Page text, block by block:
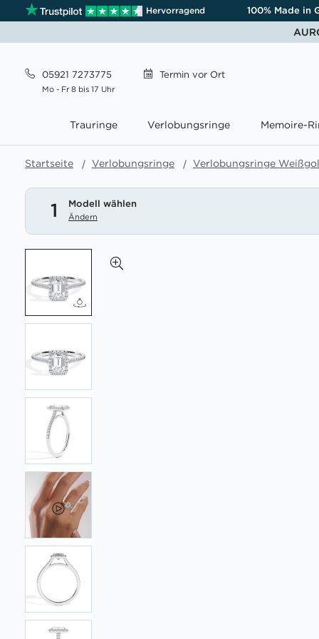
Hervorragend 100% Made in
05921 7273775
Mo - Fr 8 bis 17 Uhr
Termin vor Ort
Trauringe Verlobungsringe Memoire-
Startseite Verlobungsringe Verlobungsringe
1 Modell wählen
Ändern
der
Bildgalerie
springen